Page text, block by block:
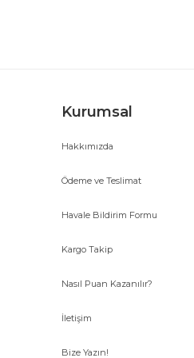
Kurumsal
Hakkımızda
Ödeme ve Teslimat
Havale Bildirim Formu
Kargo Takip
Nasıl Puan Kazanılır?
İletişim
Bize Yazın!